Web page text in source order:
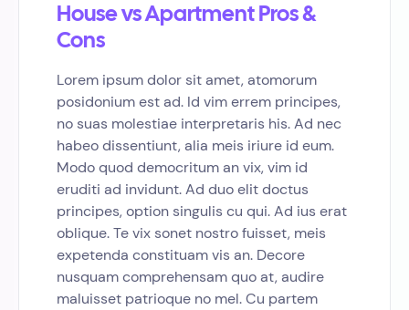
House vs Apartment Pros &
Cons
Lorem ipsum dolor sit amet, atomorum
posidonium est ad. Id vim errem principes,
no suas molestiae interpretaris his. Ad nec
habeo dissentiunt, alia meis iriure id eum.
Modo quod democritum an vix, vim id
eruditi ad invidunt. Ad duo elit doctus
principes, option singulis cu qui. Ad ius erat
oblique. Te vix sonet nostro fuisset, meis
expetenda constituam vis an. Decore
nusquam comprehensam quo at, audire
maluisset patrioque no mel. Cu partem